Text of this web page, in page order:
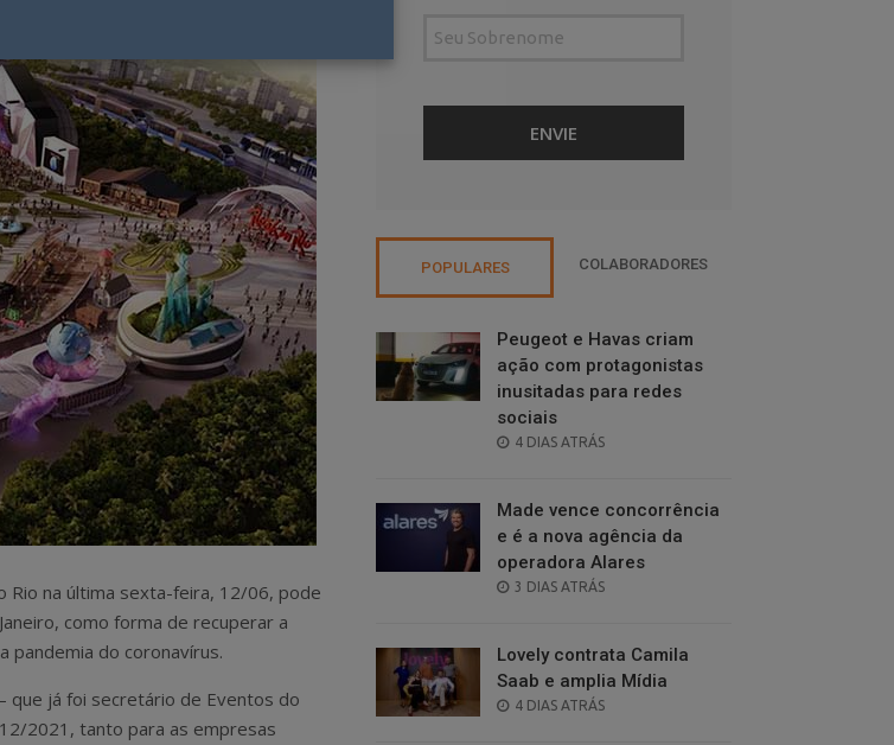
Rio na última sexta-feira, 12/06, pode
como forma de recuperar a
pandemia do coronavírus.
que já foi secretário de Eventos do
2021, tanto para as empresas
POPULARES COLABORADORES
Peugeot e Havas criam
ação com protagonistas
inusitadas para redes
sociais
POSTED
4 DIAS ATRÁS
Made vence concorrência
e é a nova agência da
operadora Alares
POSTED
3 DIAS ATRÁS
Lovely contrata Camila
Saab e amplia Mídia
POSTED
4 DIAS ATRÁS